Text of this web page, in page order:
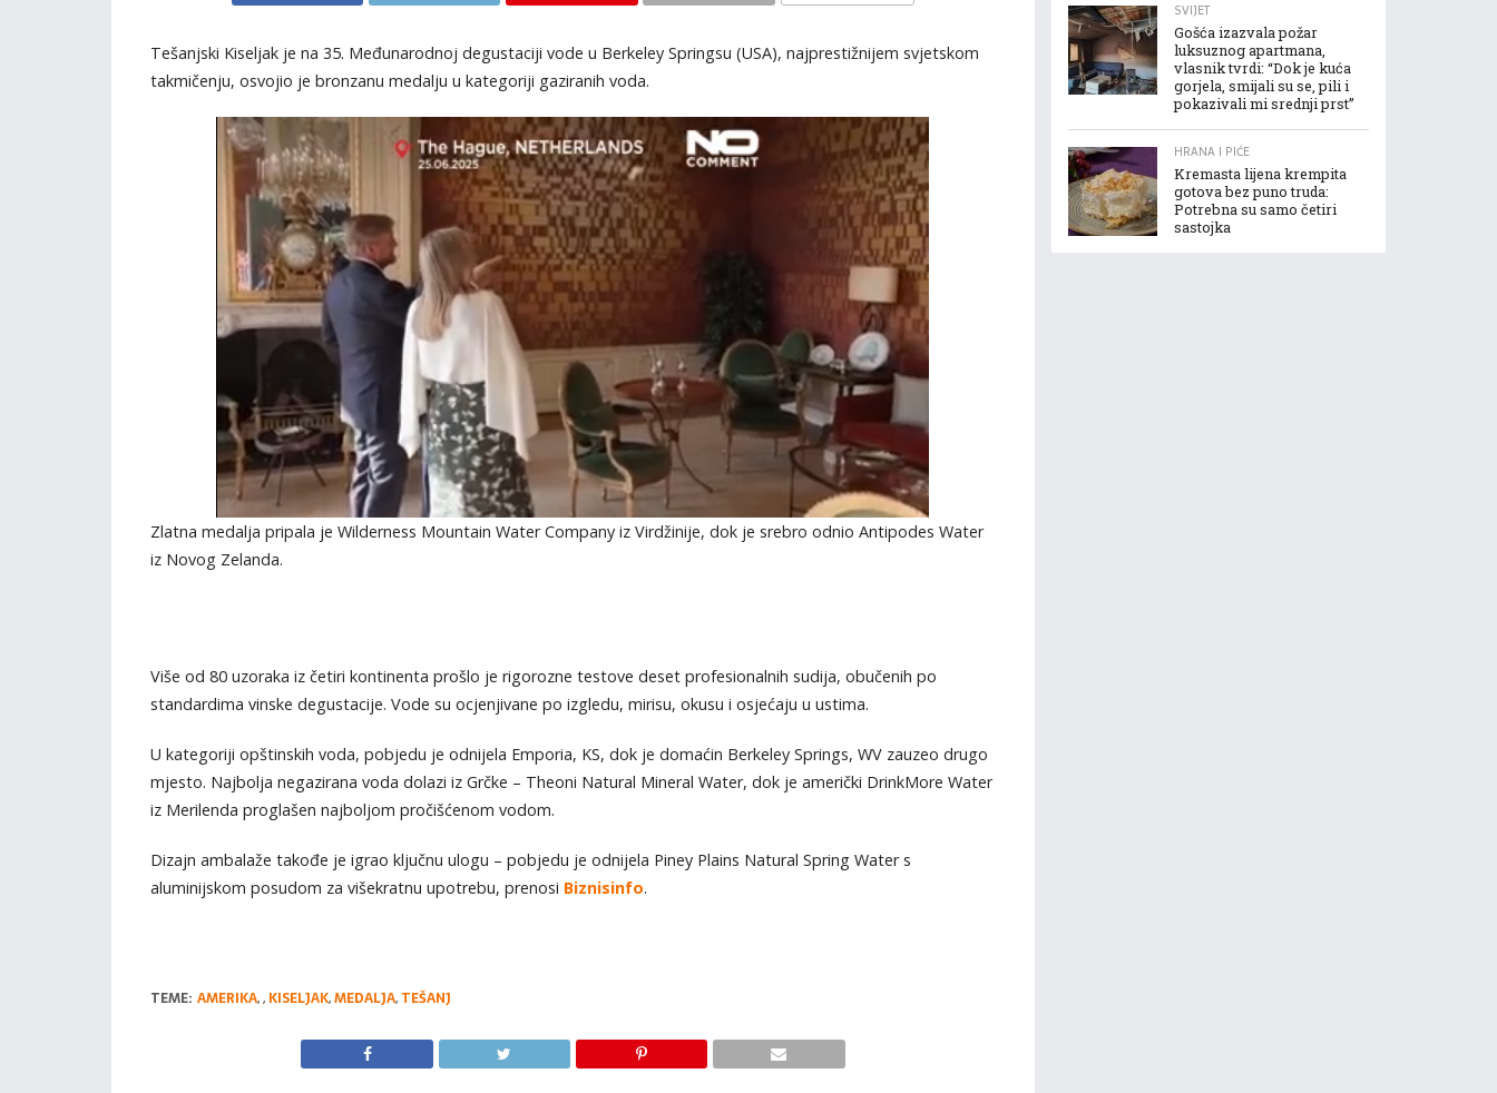
Tešanjski Kiseljak je na 35. Međunarodnoj degustaciji vode u Berkeley Springsu (USA), najprestižnijem svjetskom
takmičenju, osvojio je bronzanu medalju u kategoriji gaziranih voda.
Zlatna medalja pripala je Wilderness Mountain Water Company iz Virdžinije, dok je srebro odnio Antipodes Water
iz Novog Zelanda.
Više od 80 uzoraka iz četiri kontinenta prošlo je rigorozne testove deset profesionalnih sudija, obučenih po
standardima vinske degustacije. Vode su ocjenjivane po izgledu, mirisu, okusu i osjećaju u ustima.
U kategoriji opštinskih voda, pobjedu je odnijela Emporia, KS, dok je domaćin Berkeley Springs, WV zauzeo drugo
mjesto. Najbolja negazirana voda dolazi iz Grčke – Theoni Natural Mineral Water, dok je američki DrinkMore Water
iz Merilenda proglašen najboljom pročišćenom vodom.
Dizajn ambalaže takođe je igrao ključnu ulogu – pobjedu je odnijela Piney Plains Natural Spring Water s
aluminijskom posudom za višekratnu upotrebu, prenosi Biznisinfo.
TEME: AMERIKA,, KISELJAK,MEDALJA, TEŠANJ
SVIJET
Gošća izazvala požar
luksuznog apartmana,
vlasnik tvrdi: “Dok je kuća
gorjela, smijali su se, pili i
pokazivali mi srednji prst”
HRANA I PIĆE
Kremasta lijena krempita
gotova bez puno truda:
Potrebna su samo četiri
sastojka